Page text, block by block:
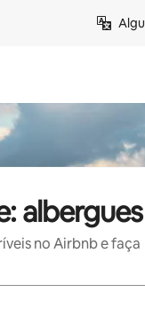
albergues
no Airbnb e faça
disponíveis,